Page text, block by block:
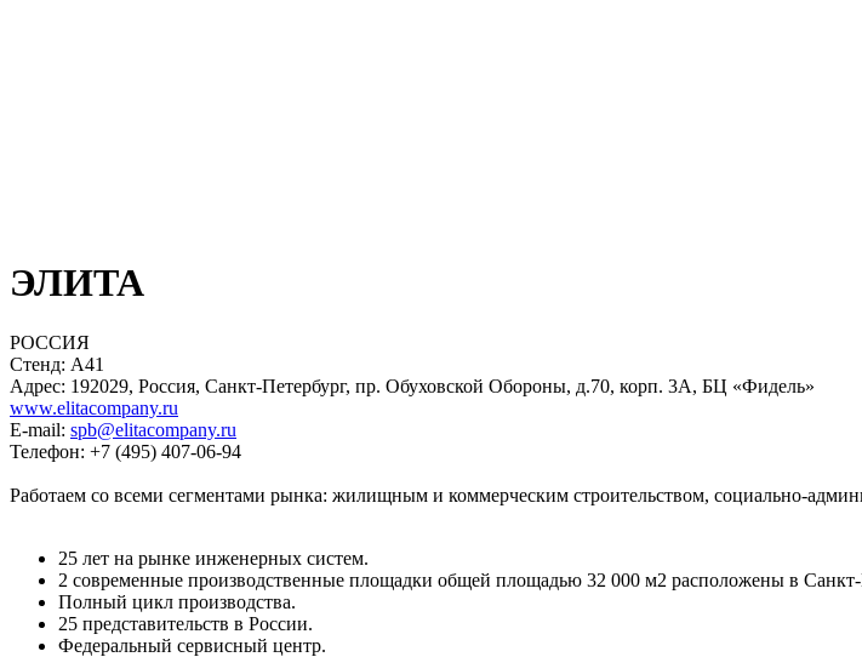
ЭЛИТА
РОССИЯ
Стенд: A41
Адрес: 192029, Россия, Санкт-Петербург, пр. Обуховской Обороны, д.70, корп. 3А, БЦ «Фидель»
www.elitacompany.ru
E-mail: spb@elitacompany.ru
Телефон: +7 (495) 407-06-94
Работаем со всеми сегментами рынка: жилищным и коммерческим строительством, социально-
25 лет на рынке инженерных систем.
2 современные производственные площадки общей площадью 32 000 м2 расположены в Санкт-
Полный цикл производства.
25 представительств в России.
Федеральный сервисный центр.